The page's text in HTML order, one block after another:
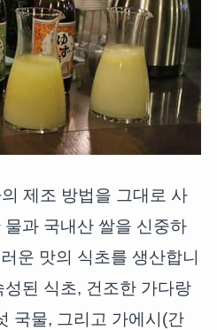
제조 방법을 그대로 사
과 국내산 쌀을 신중하
운 맛의 식초를 생산합니
된 식초, 건조한 가다랑
국물, 그리고 가에시(간